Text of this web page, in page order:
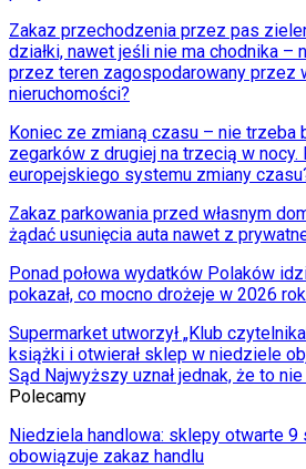
Zakaz przechodzenia przez pas
działki, nawet jeśli nie ma chodnika –
przez teren zagospodarowany przez
nieruchomości?
Koniec ze zmianą czasu – nie trzeba
zegarków z drugiej na trzecią w nocy.
europejskiego systemu zmiany
Zakaz parkowania przed własnym
żądać usunięcia auta nawet z
Ponad połowa wydatków Polaków
pokazał, co mocno drożeje w 2026
Supermarket utworzył „Klub
książki i otwierał sklep w niedziele
Sąd Najwyższy uznał jednak, że to
Polecamy
Niedziela handlowa: sklepy otwarte 9
obowiązuje zakaz handlu